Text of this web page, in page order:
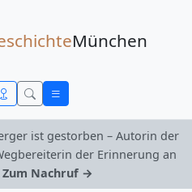
München
ist gestorben – Autorin der
der Erinnerung an
Zum Nachruf →